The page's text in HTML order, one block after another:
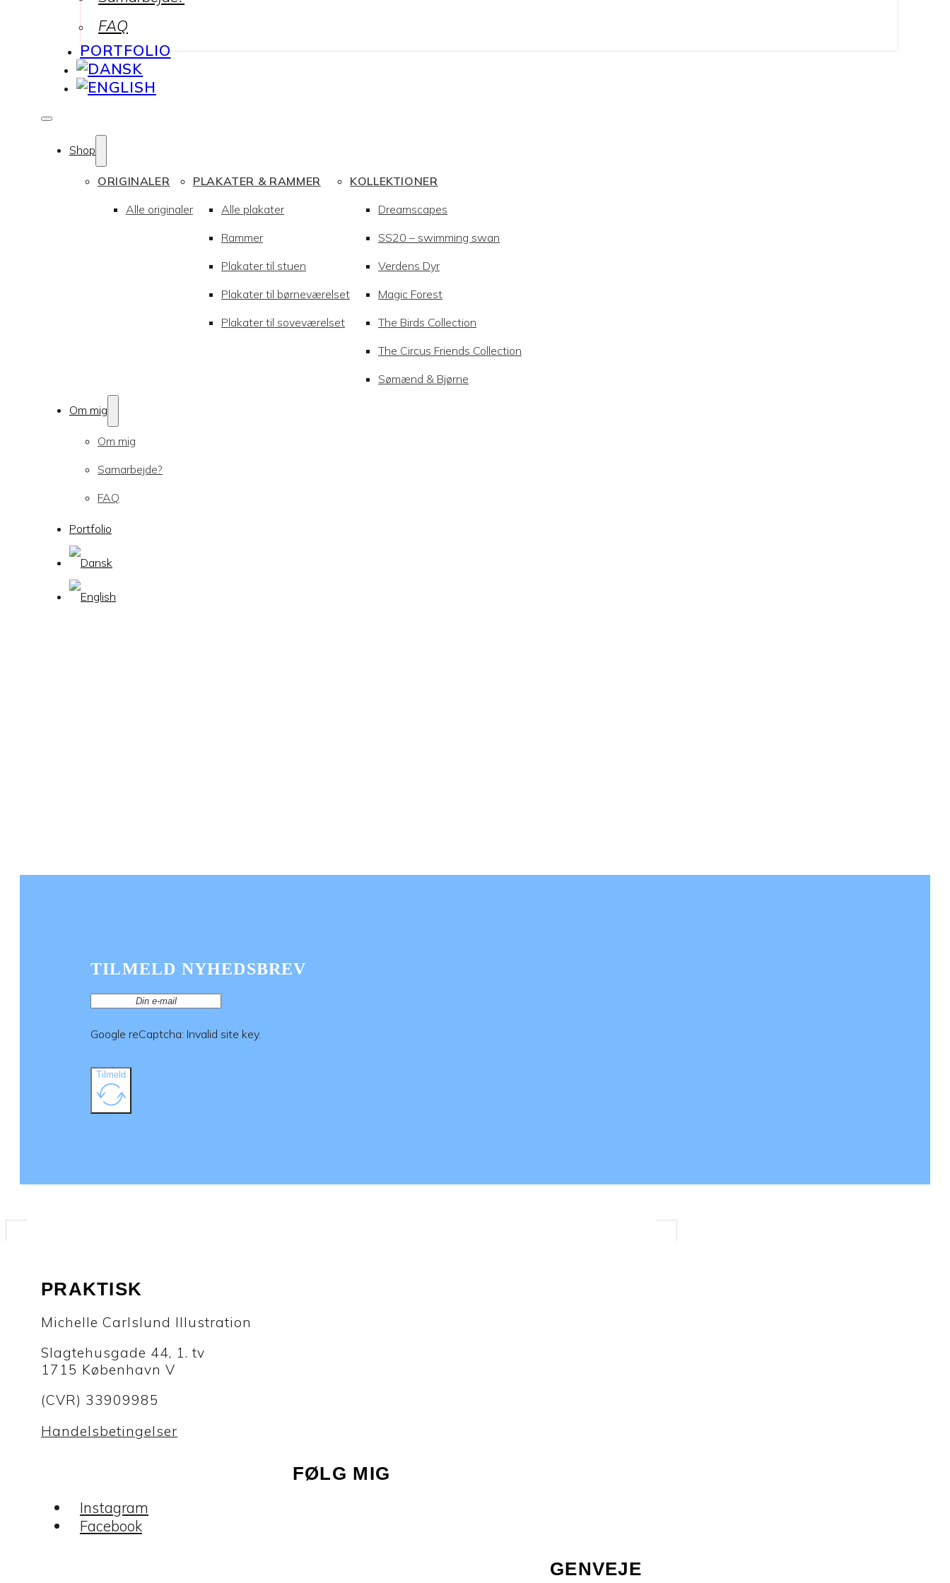
FAQ
PORTFOLIO
Shop
ORIGINALER
Alle originaler
PLAKATER & RAMMER
Alle plakater
Rammer
Plakater til stuen
Plakater til børneværelset
Plakater til soveværelset
KOLLEKTIONER
Dreamscapes
SS20 – swimming swan
Verdens Dyr
Magic Forest
The Birds Collection
The Circus Friends Collection
Sømænd & Bjørne
Om mig
Om mig
Samarbejde?
FAQ
Portfolio
TILMELD NYHEDSBREV
Google reCaptcha: Invalid site key.
Tilmeld
PRAKTISK
Michelle Carlslund Illustration
Slagtehusgade 44, 1. tv
1715 København V
(CVR) 33909985
Handelsbetingelser
FØLG MIG
Instagram
Facebook
GENVEJE